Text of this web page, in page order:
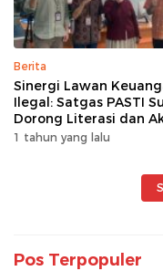
Berita
Sinergi Lawan
Ilegal: Satgas PASTI
Dorong Literasi dan
Kolektif Masyarakat
1 tahun yang lalu
Pos Terpopuler